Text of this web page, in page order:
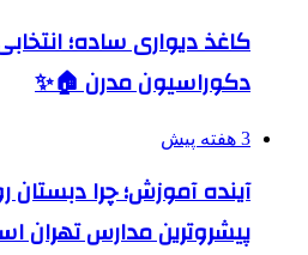
کاغذ دیواری ساده؛
دکوراسیون مدرن 🏠✨
3 هفته پیش
آینده آموزش؛ چرا دبستان
پیشروترین مدارس تهران